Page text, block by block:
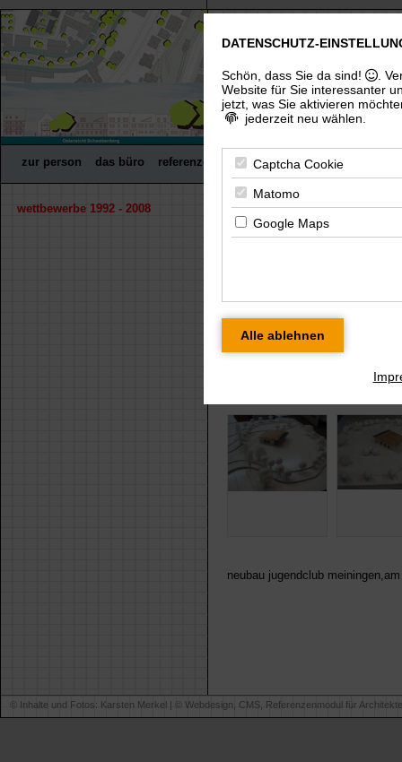
freier architekt
(uni), architektenkammer
zur person das büro referenzen wettbewerbe
wettbewerbe 1992 - 2008 « zurück
neubau jugendclub
modell
neubau jugendclub
© Inhalte und Fotos: Karsten Merkel | © Webdesign, CMS, Referenzenmodul für
DATENSCHUTZ-
Schön, dass Sie da sind!
.
Website für Sie interessanter
jetzt, was Sie aktivieren
jederzeit neu wählen.
Captcha Cookie
Matomo
Google Maps